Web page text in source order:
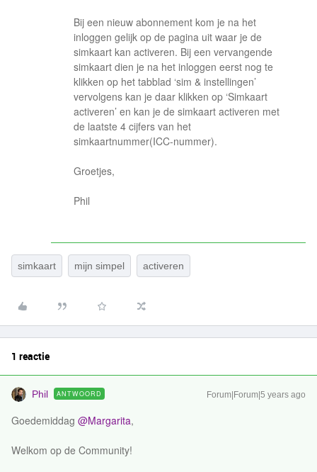
Bij een nieuw abonnement kom je na het
inloggen gelijk op de pagina uit waar je de
simkaart kan activeren. Bij een vervangende
simkaart dien je na het inloggen eerst nog te
klikken op het tabblad ‘sim & instellingen’
vervolgens kan je daar klikken op ‘Simkaart
activeren’ en kan je de simkaart activeren met
de laatste 4 cijfers van het
simkaartnummer(ICC-nummer).
Groetjes,
Phil
simkaart mijn simpel activeren
1 reactie
Phil ANTWOORD Forum|Forum|5 years ago
Goedemiddag @Margarita,
Welkom op de Community!